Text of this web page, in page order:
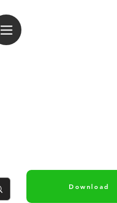
Download